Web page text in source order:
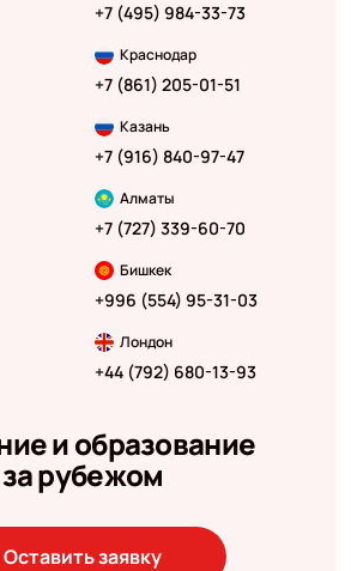
+7 (495) 984-33-73
Краснодар
+7 (861) 205-01-51
Казань
+7 (916) 840-97-47
Алматы
+7 (727) 339-60-70
Бишкек
+996 (554) 95-31-03
Лондон
+44 (792) 680-13-93
и образование
за рубежом
Оставить заявку